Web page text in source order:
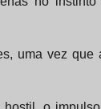
uma vez